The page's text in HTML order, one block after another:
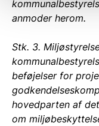
anmoder herom.
Stk. 3.
beføjelser for
hovedparten af
om